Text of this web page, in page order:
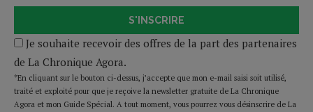
S'INSCRIRE
Je souhaite recevoir des offres de la part des partenaires
de La Chronique Agora.
*En cliquant sur le bouton ci-dessus, j’accepte que mon e-mail saisi soit utilisé,
traité et exploité pour que je reçoive la newsletter gratuite de La Chronique
Agora et mon Guide Spécial. A tout moment, vous pourrez vous désinscrire de La